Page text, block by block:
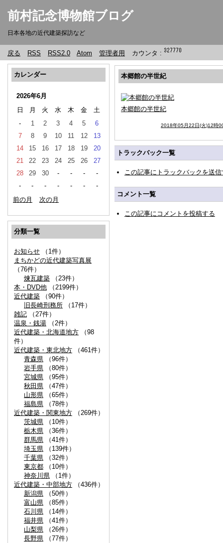
前村記念博物館ブログ
日本各地の近代建築探訪など
戻る RSS RSS2.0 Atom 管理者用 カウンタ :
カレンダー
2026年6月
日
月 火 水 木 金
土
-
1 2 3 4 5
6
7
8 9 10 11 12
13
14
15 16 17 18 19
20
21
22 23 24 25 26
27
28
29 30 - - -
-
-
- - - - -
-
前の月
次の月
分類一覧
お知らせ （1件）
まちかどの近代建築写真展
（76件）
煉瓦建築 （23件）
本・DVD他 （2199件）
近代建築 （90件）
旧長崎刑務所 （17件）
雑記 （27件）
温泉・銭湯 （2件）
近代建築・北海道地方 （98
件）
近代建築・東北地方 （461件）
青森県 （96件）
岩手県 （80件）
宮城県 （95件）
秋田県 （47件）
山形県 （65件）
福島県 （78件）
近代建築・関東地方 （269件）
茨城県 （10件）
栃木県 （36件）
群馬県 （41件）
埼玉県 （139件）
千葉県 （32件）
東京都 （10件）
神奈川県 （1件）
近代建築・中部地方 （436件）
新潟県 （50件）
富山県 （85件）
石川県 （14件）
福井県 （41件）
山梨県 （26件）
長野県 （77件）
本郷館の半世紀
本郷館の半世紀
2018年05月22日(火)12時
トラックバック一覧
この記事にトラックバックを送信
コメント一覧
この記事にコメントを投稿する